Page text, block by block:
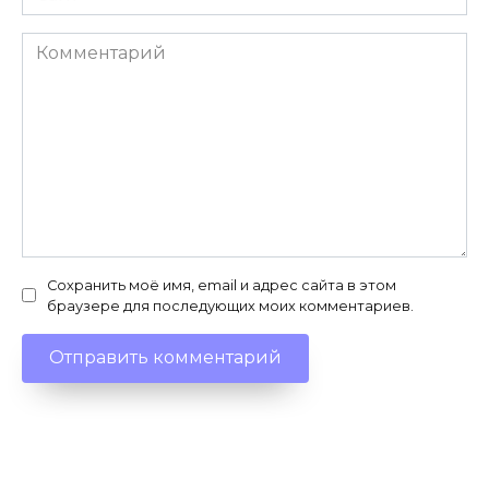
Комментарий
Сохранить моё имя, email и адрес сайта в этом
браузере для последующих моих комментариев.